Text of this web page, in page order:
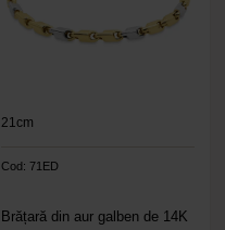
21cm
Cod: 71ED
Brățară din aur galben de 14K